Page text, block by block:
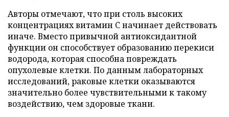
Авторы отмечают, что при столь высоких
концентрациях витамин C начинает действовать
иначе. Вместо привычной антиоксидантной
функции он способствует образованию перекиси
водорода, которая способна повреждать
опухолевые клетки. По данным лабораторных
исследований, раковые клетки оказываются
значительно более чувствительными к такому
воздействию, чем здоровые ткани.